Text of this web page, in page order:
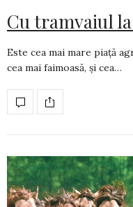
Cu tramvaiul la
Este cea mai mare piață
cea mai faimoasă, și cea…